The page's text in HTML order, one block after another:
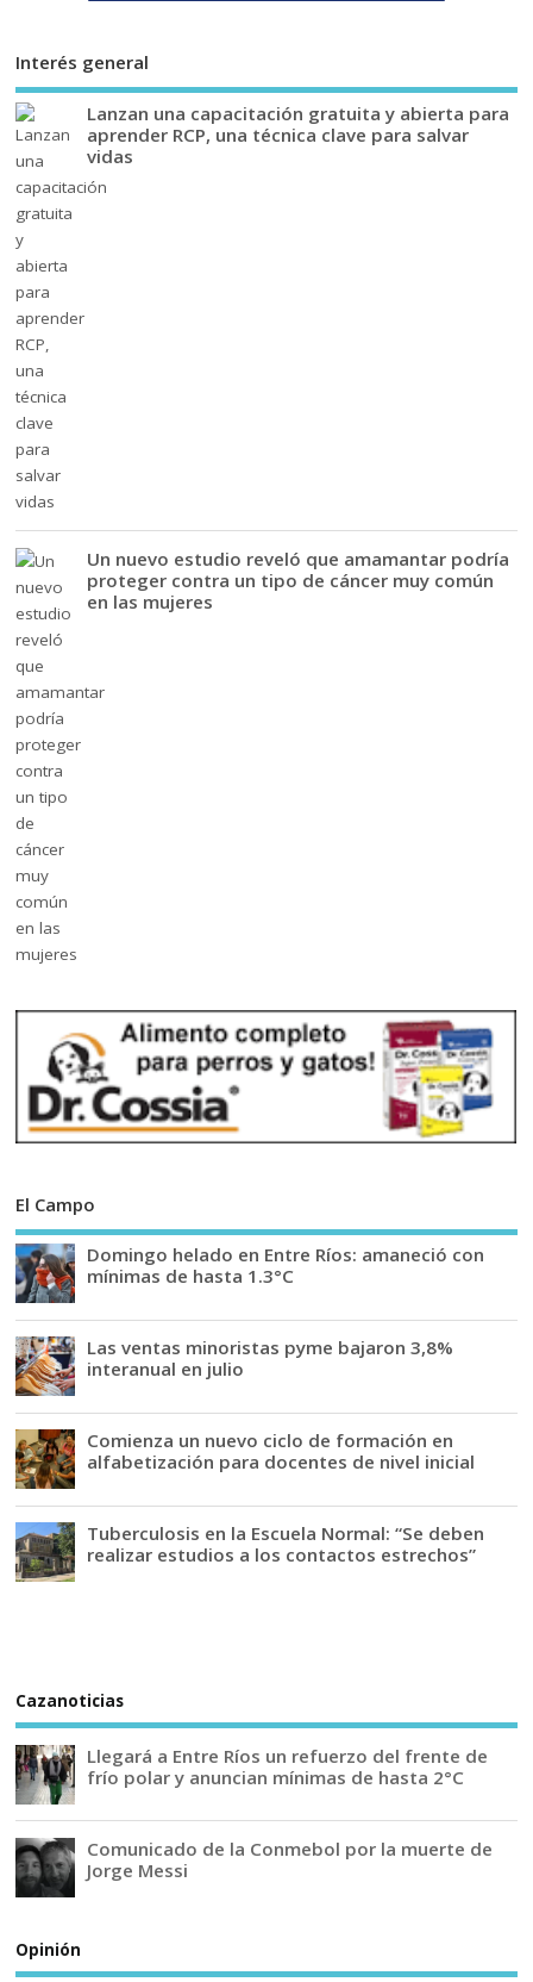
Interés general
Lanzan una capacitación gratuita y abierta para
aprender RCP, una técnica clave para salvar
vidas
Un nuevo estudio reveló que amamantar podría
proteger contra un tipo de cáncer muy común
en las mujeres
El Campo
Domingo helado en Entre Ríos: amaneció con
mínimas de hasta 1.3°C
Las ventas minoristas pyme bajaron 3,8%
interanual en julio
Comienza un nuevo ciclo de formación en
alfabetización para docentes de nivel inicial
Tuberculosis en la Escuela Normal: “Se deben
realizar estudios a los contactos estrechos”
Cazanoticias
Llegará a Entre Ríos un refuerzo del frente de
frío polar y anuncian mínimas de hasta 2°C
Comunicado de la Conmebol por la muerte de
Jorge Messi
Opinión